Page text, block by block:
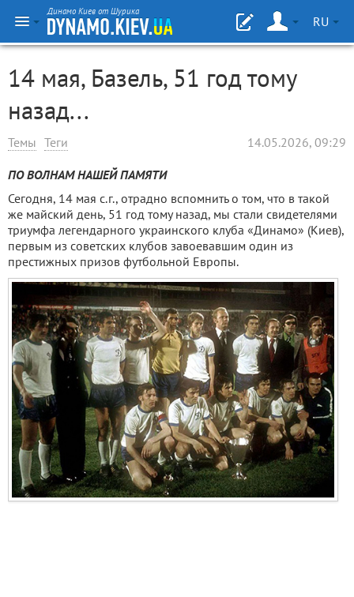
Динамо Киев от Шурика
RU
14 мая, Базель, 51 год тому
назад...
Темы Теги 14.05.2026, 09:29
ПО ВОЛНАМ НАШЕЙ ПАМЯТИ
Сегодня, 14 мая с.г., отрадно вспомнить о том, что в такой
же майский день, 51 год тому назад, мы стали свидетелями
триумфа легендарного украинского клуба «Динамо» (Киев),
первым из советских клубов завоевавшим один из
престижных призов футбольной Европы.